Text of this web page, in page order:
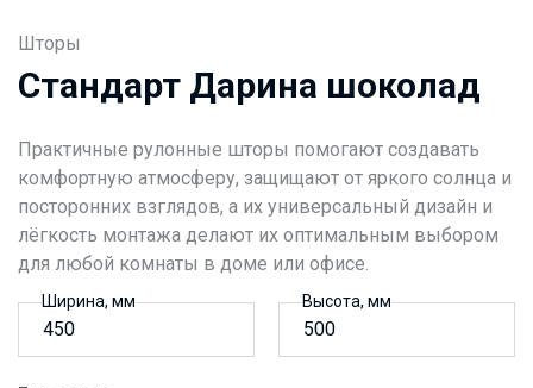
Шторы
Стандарт Дарина шоколад
Практичные рулонные шторы помогают создавать
комфортную атмосферу, защищают от яркого солнца и
посторонних взглядов, а их универсальный дизайн и
лёгкость монтажа делают их оптимальным выбором
для любой комнаты в доме или офисе.
Ширина, мм Высота, мм